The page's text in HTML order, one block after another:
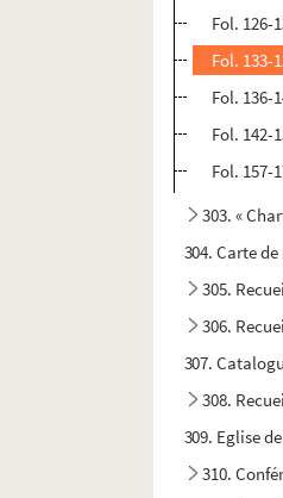
Fol. 126-
Fol. 133-
Fol. 136-
Fol. 142-
Fol. 157-
303. «
304. Carte
305.
306.
307.
308.
309. Eglise
310.